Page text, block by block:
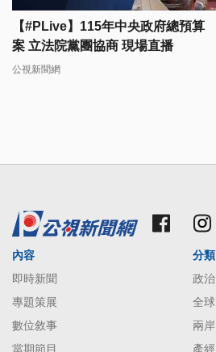
【#PLive】115年中央政府總預算
案 立法院黨團協商 現場直播
公視新聞網
內容
即時新聞
專題策展
數位敘事
當期節目
分類
政治
全球
兩岸
產經